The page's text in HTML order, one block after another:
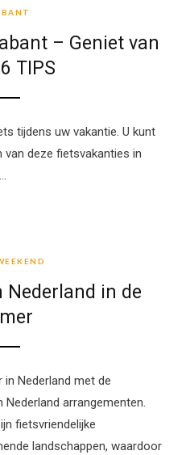
– Geniet van
TIPS
tijdens uw vakantie. U kunt
deze fietsvakanties in
Nederland in de
in Nederland met de
arrangementen.
fietsvriendelijke
landschappen, waardoor